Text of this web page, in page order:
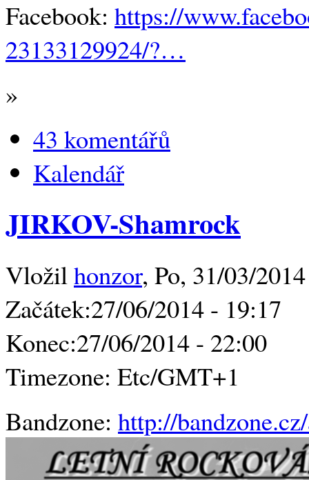
Facebook: https://
23133129924/?…
»
43 komentářů
Kalendář
JIRKOV-Shamrock
Vložil honzor, Po, 31/03/
Začátek:27/06/2014 - 19:17
Konec:27/06/2014 - 22:00
Timezone: Etc/GMT+1
Bandzone: http://